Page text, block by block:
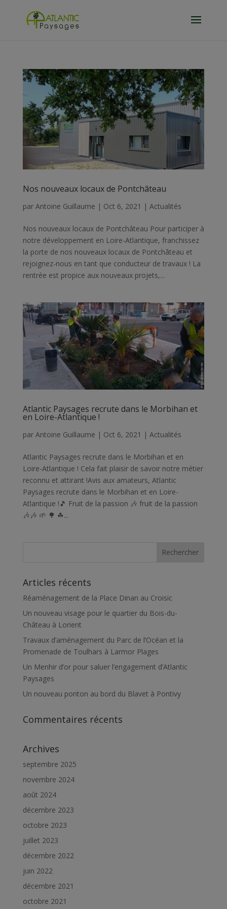
Nos nouveaux locaux de Pontchâteau
par Antoine Guillaume | Oct 6, 2021 | Actualités
Nos nouveaux locaux de Pontchâteau Pour participer à
notre développement en Loire-Atlantique, franchissez
la porte de nos nouveaux locaux de Pontchâteau et
rejoignez-nous en tant que conducteur de travaux ! La
rentrée est propice aux nouveaux projets,...
Atlantic Paysages recrute dans le Morbihan et
en Loire-Atlantique !
par Antoine Guillaume | Oct 6, 2021 | Actualités
Atlantic Paysages recrute dans le Morbihan et en
Loire-Atlantique ! Cela fait plaisir de savoir notre métier
reconnu et attirant !Avis aux amateurs, Atlantic
Paysages recrute dans le Morbihan et en Loire-
Atlantique !🎵 Fruit de la passion 🎶 fruit de la passion
🎶🎶 🌱 🌳 ☘...
Articles récents
Réaménagement de la Place Dinan au Croisic
Un nouveau visage pour le quartier du Bois-du-
Château à Lorient
Travaux d’aménagement du Parc de l’Océan et la
Promenade de Toulhars à Larmor Plages
Un Menhir d’or pour saluer l’engagement d’Atlantic
Paysages
Un nouveau ponton au bord du Blavet à Pontivy
Commentaires récents
Archives
septembre 2025
novembre 2024
août 2024
décembre 2023
octobre 2023
juillet 2023
décembre 2022
juin 2022
décembre 2021
octobre 2021